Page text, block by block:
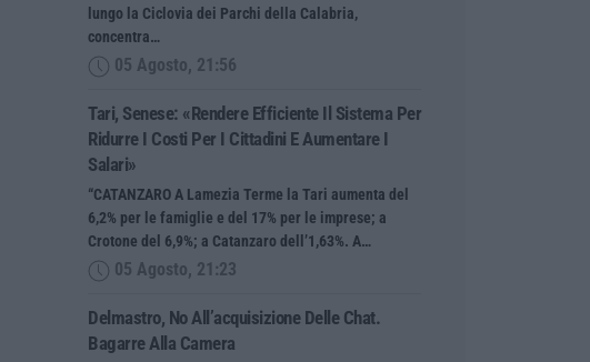
lungo la Ciclovia dei Parchi della Calabria,
concentra…
05 Agosto, 21:56
Tari, Senese: «Rendere Efficiente Il Sistema Per
Ridurre I Costi Per I Cittadini E Aumentare I
Salari»
“CATANZARO A Lamezia Terme la Tari aumenta del
6,2% per le famiglie e del 17% per le imprese; a
Crotone del 6,9%; a Catanzaro dell’1,63%. A…
05 Agosto, 21:23
Delmastro, No All’acquisizione Delle Chat.
Bagarre Alla Camera